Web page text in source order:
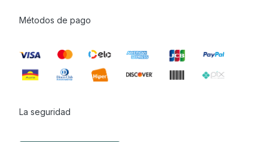
Métodos de pago
La seguridad